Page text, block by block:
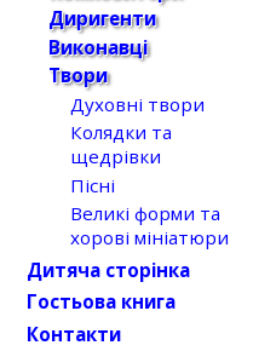
Диригенти
Виконавці
Твори
Духовні твори
Колядки та
щедрівки
Пісні
Великі форми та
хорові мініатюри
Дитяча сторінка
Гостьова книга
Контакти